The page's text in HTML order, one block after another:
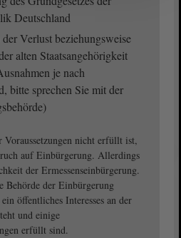
Deutschland
Verlust beziehungsweise
alten Staatsangehörigkeit
je nach
bitte sprechen Sie mit der
Voraussetzungen nicht erfüllt ist,
auf Einbürgerung. Allerdings
der Ermessenseinbürgerung.
Behörde der Einbürgerung
öffentliches Interesses an der
und einige
erfüllt sind.